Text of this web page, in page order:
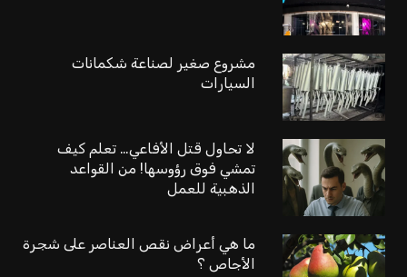
مشروع صغير لصناعة شكمانات
السيارات
لا تحاول قتل الأفاعي… تعلم كيف
تمشي فوق رؤوسها! من القواعد
الذهبية للعمل
ما هي أعراض نقص العناصر على شجرة
الأجاص ؟